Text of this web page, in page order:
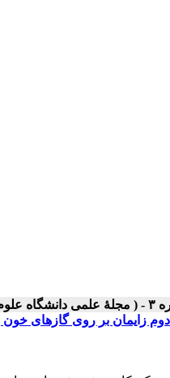
زایمان بر روی گازهای خون